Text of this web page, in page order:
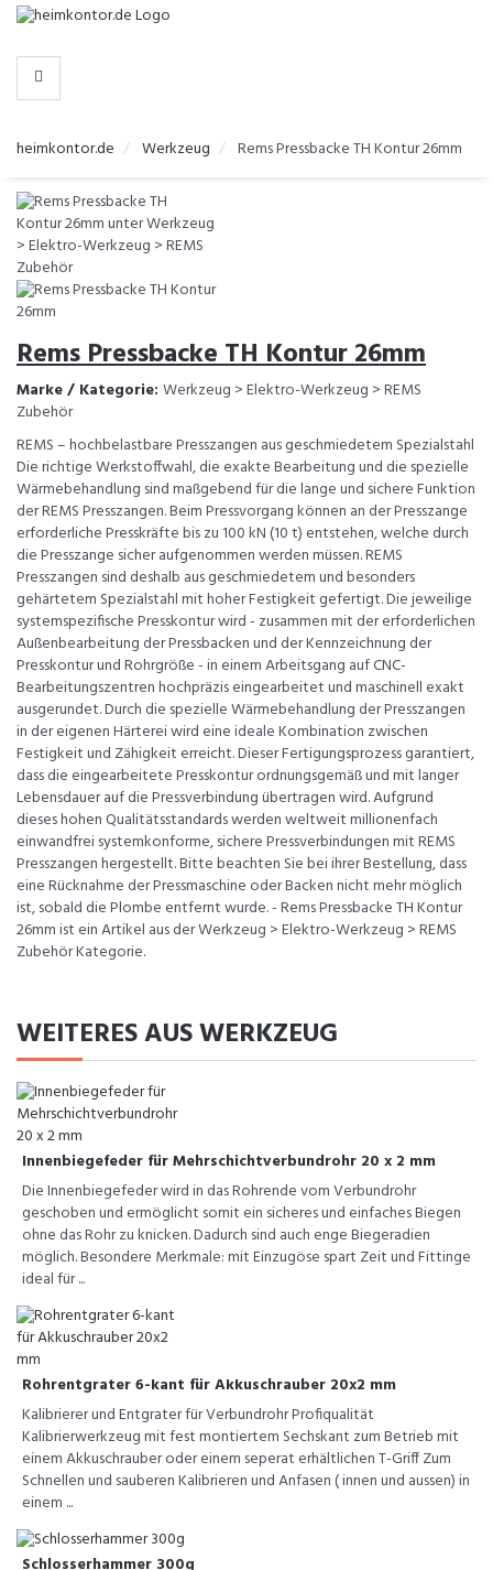
-
KATEGORIEN
heimkontor.de Werkzeug Rems Pressbacke TH Kontur 26mm
Rems Pressbacke TH Kontur 26mm
Marke / Kategorie: Werkzeug > Elektro-Werkzeug > REMS
Zubehör
REMS – hochbelastbare Presszangen aus geschmiedetem Spezialstahl
Die richtige Werkstoffwahl, die exakte Bearbeitung und die spezielle
Wärmebehandlung sind maßgebend für die lange und sichere Funktion
der REMS Presszangen. Beim Pressvorgang können an der Presszange
erforderliche Presskräfte bis zu 100 kN (10 t) entstehen, welche durch
die Presszange sicher aufgenommen werden müssen. REMS
Presszangen sind deshalb aus geschmiedetem und besonders
gehärtetem Spezialstahl mit hoher Festigkeit gefertigt. Die jeweilige
systemspezifische Presskontur wird - zusammen mit der erforderlichen
Außenbearbeitung der Pressbacken und der Kennzeichnung der
Presskontur und Rohrgröße - in einem Arbeitsgang auf CNC-
Bearbeitungszentren hochpräzis eingearbeitet und maschinell exakt
ausgerundet. Durch die spezielle Wärmebehandlung der Presszangen
in der eigenen Härterei wird eine ideale Kombination zwischen
Festigkeit und Zähigkeit erreicht. Dieser Fertigungsprozess garantiert,
dass die eingearbeitete Presskontur ordnungsgemäß und mit langer
Lebensdauer auf die Pressverbindung übertragen wird. Aufgrund
dieses hohen Qualitätsstandards werden weltweit millionenfach
einwandfrei systemkonforme, sichere Pressverbindungen mit REMS
Presszangen hergestellt. Bitte beachten Sie bei ihrer Bestellung, dass
eine Rücknahme der Pressmaschine oder Backen nicht mehr möglich
ist, sobald die Plombe entfernt wurde. - Rems Pressbacke TH Kontur
26mm ist ein Artikel aus der Werkzeug > Elektro-Werkzeug > REMS
Zubehör Kategorie.
WEITERES AUS WERKZEUG
Innenbiegefeder für Mehrschichtverbundrohr 20 x 2 mm
Die Innenbiegefeder wird in das Rohrende vom Verbundrohr
geschoben und ermöglicht somit ein sicheres und einfaches Biegen
ohne das Rohr zu knicken. Dadurch sind auch enge Biegeradien
möglich. Besondere Merkmale: mit Einzugöse spart Zeit und Fittinge
ideal für ...
Rohrentgrater 6-kant für Akkuschrauber 20x2 mm
Kalibrierer und Entgrater für Verbundrohr Profiqualität
Kalibrierwerkzeug mit fest montiertem Sechskant zum Betrieb mit
einem Akkuschrauber oder einem seperat erhältlichen T-Griff Zum
Schnellen und sauberen Kalibrieren und Anfasen ( innen und aussen) in
einem ...